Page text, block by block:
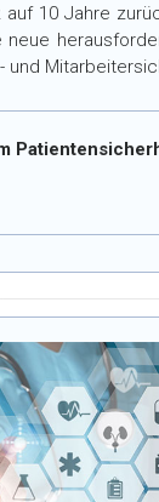
10 Jahre
und